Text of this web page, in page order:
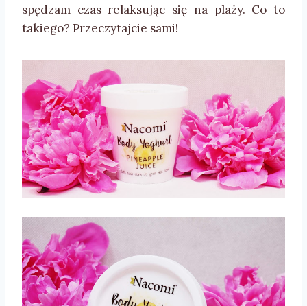
spędzam czas relaksując się na plaży. Co to
takiego? Przeczytajcie sami!